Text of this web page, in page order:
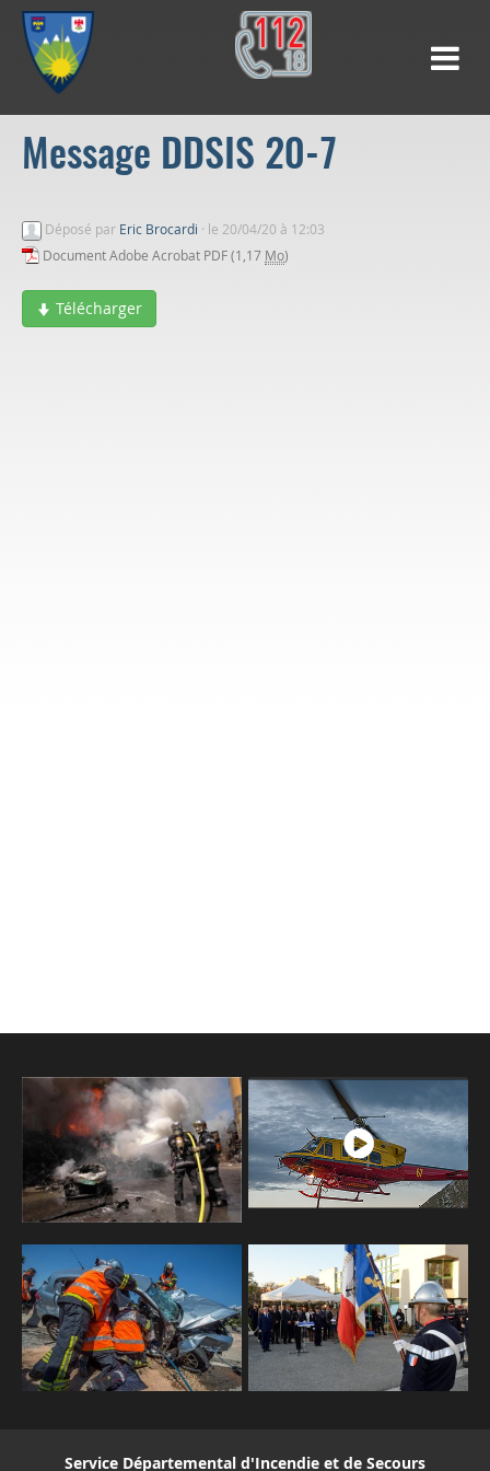
Message DDSIS 20-7
Déposé par Eric Brocardi · le 20/04/20 à 12:03
Document Adobe Acrobat PDF (1,17 Mo)
Télécharger
Service Départemental d'Incendie et de Secours